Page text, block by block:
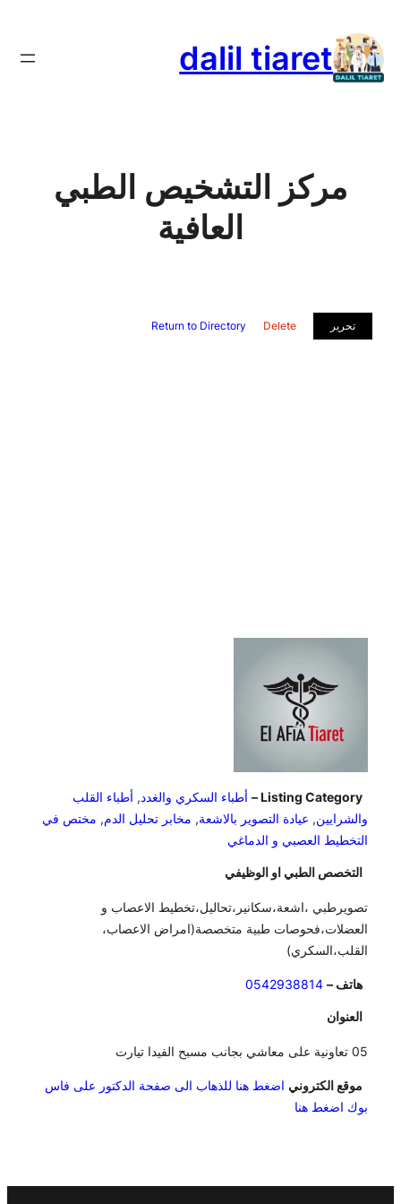
إلى
المحتوى
dalil tiaret
مركز التشخيص الطبي
العافية
تحرير Delete
Return to Directory
Listing Category – أطباء السكري والغدد, أطباء القلب
والشرايين, عيادة التصوير بالاشعة, مخابر تحليل الدم, مختص في
التخطيط العصبي و الدماغي
التخصص الطبي او الوظيفي
تصويرطبي ،اشعة،سكانير،تحاليل،تخطيط الاعصاب و
العضلات،فحوصات طبية متخصصة(امراض الاعصاب،
القلب،السكري)
هاتف – 0542938814
العنوان
05 تعاونية على معاشي بجانب مسبح الفيدا تيارت
موقع الكتروني اضغط هنا للذهاب الى صفحة الدكتور على فاس
بوك اضغط هنا